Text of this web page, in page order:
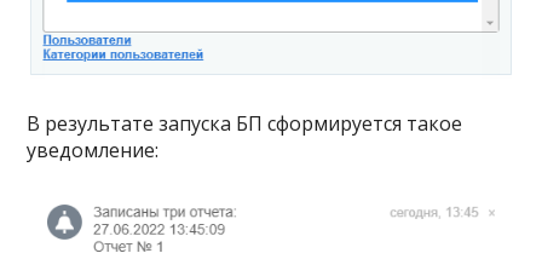
В результате запуска БП сформируется такое
уведомление: